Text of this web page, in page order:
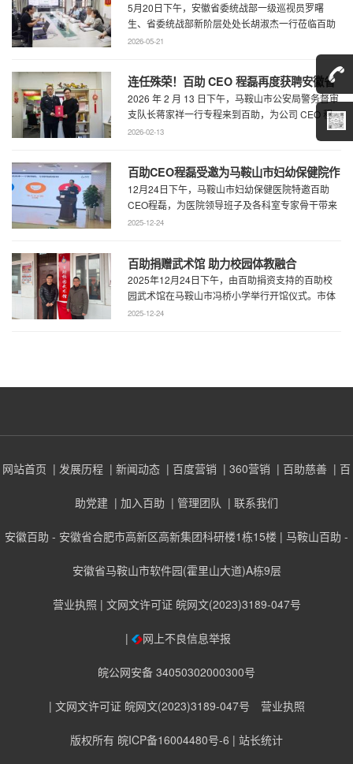
导新阶层人士工作
5月20日下午，安徽省委统战部一级巡视员罗曙
生、省委统战部新阶层处处长胡淑杰一行莅临百助
走访调研，马鞍山市委统战部副部长王林陪 ...
2026-05-21
连任殊荣！百助 CEO 程磊再度获聘安徽省
公安厅党风政风警风监督员
2026 年 2 月 13 日下午，马鞍山市公安局警务督审
支队长蒋家祥一行专程来到百助，为公司 CEO 程
磊现场颁发安徽省公安厅党风 ...
2026-02-13
百助CEO程磊受邀为马鞍山市妇幼保健院作
专题演讲 共绘“超越医疗”发展新蓝图
12月24日下午，马鞍山市妇幼保健医院特邀百助
CEO程磊，为医院领导班子及各科室专家骨干带来
了一场题为《预见趋势，定义未来——为 ...
2025-12-24
百助捐赠武术馆 助力校园体教融合
2025年12月24日下午，由百助捐资支持的百助校
园武术馆在马鞍山市冯桥小学举行开馆仪式。市体
育局王鹏处长、花山区教育局华俊局长、 ...
2025-12-24
网站首页 | 发展历程 | 新闻动态 | 百度营销 | 360营销 | 百助慈善 | 百
助党建 | 加入百助 | 管理团队 | 联系我们
安徽百助 - 安徽省合肥市高新区高新集团科研楼1栋15楼 | 马鞍山百助 -
安徽省马鞍山市软件园(霍里山大道)A栋9层
营业执照 | 文网文许可证 皖网文(2023)3189-047号
| 网上不良信息举报
皖公网安备 34050302000300号
| 文网文许可证 皖网文(2023)3189-047号 营业执照
版权所有 皖ICP备16004480号-6 | 站长统计